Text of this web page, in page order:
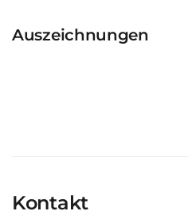
Auszeichnungen
Kontakt